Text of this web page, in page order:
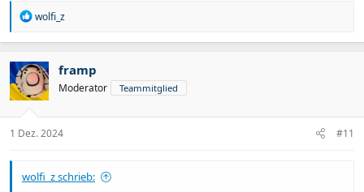
R
a
t
i
o
e
n
wolfi_z
framp
Moderator Teammitglied
1 Dez. 2024 #11
wolfi_z schrieb: